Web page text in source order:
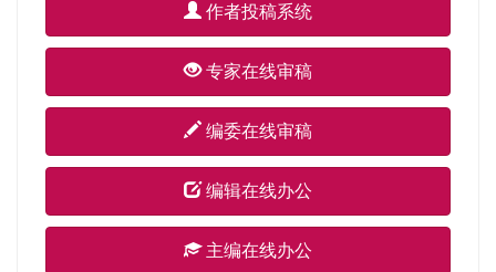
作者投稿系统
专家在线审稿
编委在线审稿
编辑在线办公
主编在线办公